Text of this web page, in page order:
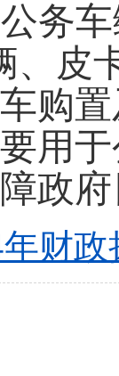
务
、皮
购
用
政
财政